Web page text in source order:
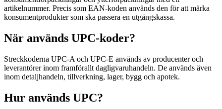
artikelnummer. Precis som EAN-koden används den för att märka
konsumentprodukter som ska passera en utgångskassa.
När används UPC-koder?
Streckkoderna UPC-A och UPC-E används av producenter och
leverantörer inom framförallt dagligvaruhandeln. De används även
inom detaljhandeln, tillverkning, lager, bygg och apotek.
Hur används UPC?